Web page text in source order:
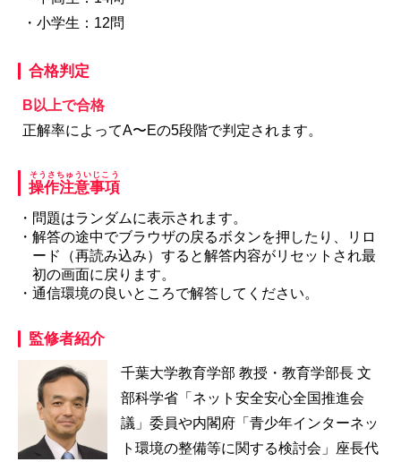
・小学生：12問
合格判定
B以上で合格
正解率によってA〜Eの5段階で判定されます。
操作注意事項
そうさちゅういじこう
・問題はランダムに表示されます。
・解答の途中でブラウザの戻るボタンを押したり、リロ
ード（再読み込み）すると解答内容がリセットされ最
初の画面に戻ります。
・通信環境の良いところで解答してください。
監修者紹介
千葉大学教育学部 教授・教育学部長 文
部科学省「ネット安全安心全国推進会
議」委員や内閣府「青少年インターネッ
ト環境の整備等に関する検討会」座長代